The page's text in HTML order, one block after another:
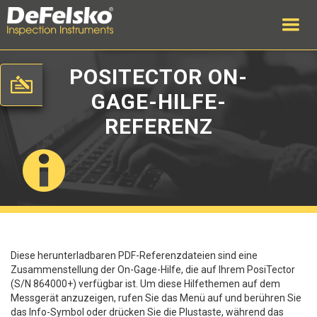
POSITECTOR ON-
GAGE-HILFE-
REFERENZ
Diese herunterladbaren PDF-Referenzdateien sind eine
Zusammenstellung der On-Gage-Hilfe, die auf Ihrem PosiTector
(S/N 864000+) verfügbar ist. Um diese Hilfethemen auf dem
Messgerät anzuzeigen, rufen Sie das Menü auf und berühren Sie
das Info-Symbol oder drücken Sie die Plustaste, während das